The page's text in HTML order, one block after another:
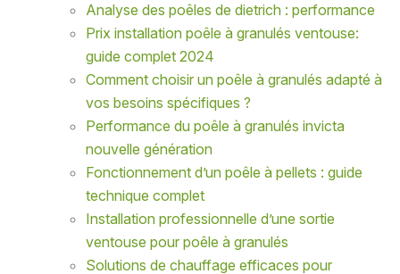
Analyse des poêles de dietrich : performance
Prix installation poêle à granulés ventouse:
guide complet 2024
Comment choisir un poêle à granulés adapté à
vos besoins spécifiques ?
Performance du poêle à granulés invicta
nouvelle génération
Fonctionnement d’un poêle à pellets : guide
technique complet
Installation professionnelle d’une sortie
ventouse pour poêle à granulés
Solutions de chauffage efficaces pour